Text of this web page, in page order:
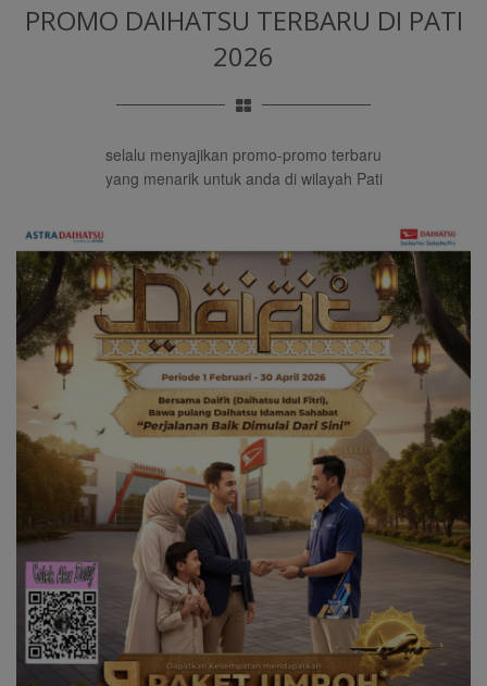
PROMO DAIHATSU TERBARU DI PATI
2026
selalu menyajikan promo-promo terbaru
yang menarik untuk anda di wilayah Pati